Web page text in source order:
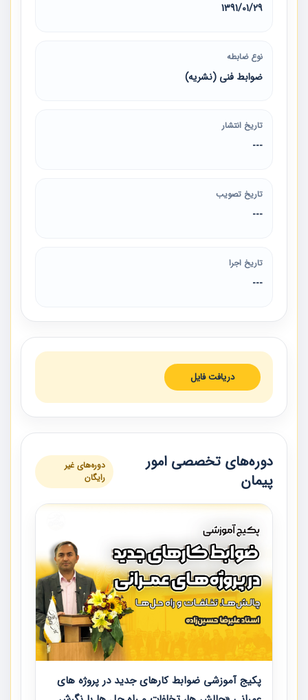
1391/01/29
نوع ضابطه
ضوابط فنی (نشریه)
تاریخ انتشار
---
تاریخ تصویب
---
تاریخ اجرا
---
دریافت فایل
دوره‌های تخصصی امور
پیمان
دوره‌های غیر
رایگان
پکیج آموزشی ضوابط کارهای جدید در پروژه های